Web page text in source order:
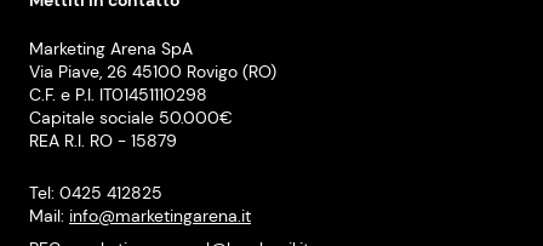
Marketing Arena SpA
Via Piave, 26 45100 Rovigo (RO)
C.F. e P.I. IT01451110298
Capitale sociale 50.000€
REA R.I. RO - 15879
Tel: 0425 412825
Mail: info@marketingarena.it